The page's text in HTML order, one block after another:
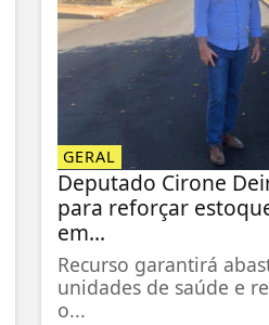
GERAL
Deputado Cirone
para reforçar
em...
Recurso garantirá
unidades de saúde e
o...